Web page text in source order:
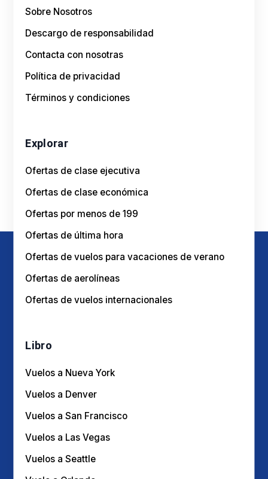
Descargo de responsabilidad
Contacta con nosotras
Política de privacidad
Términos y condiciones
Ofertas de clase económica
Ofertas por menos de 199
Ofertas de última hora
Ofertas de vuelos para vacaciones de verano
Ofertas de aerolíneas
Ofertas de vuelos internacionales
Vuelos a Denver
Vuelos a San Francisco
Vuelos a Las Vegas
Vuelos a Seattle
Vuelo a Orlando